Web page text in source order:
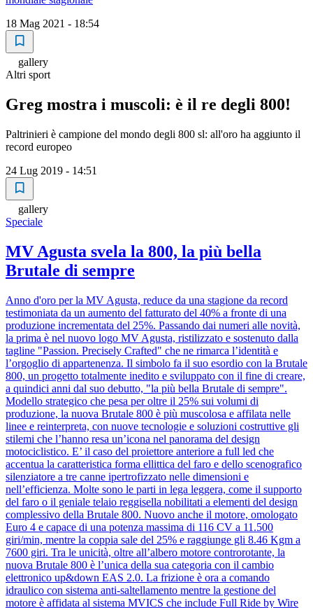
18 Mag 2021 - 18:54
gallery
Altri sport
Greg mostra i muscoli: è il re degli 800!
Paltrinieri è campione del mondo degli 800 sl: all'oro ha aggiunto il
record europeo
24 Lug 2019 - 14:51
gallery
Speciale
MV Agusta svela la 800, la più bella
Brutale di sempre
Anno d'oro per la MV Agusta, reduce da una stagione da record
testimoniata da un aumento del fatturato del 40% a fronte di una
produzione incrementata del 25%. Passando dai numeri alle novità,
la prima è nel nuovo logo MV Agusta, ristilizzato e sostenuto dalla
tagline "Passion. Precisely Crafted" che ne rimarca l’identità e
l’orgoglio di appartenenza. Il simbolo fa il suo esordio con la Brutale
800, un progetto totalmente inedito e sviluppato con il fine di creare,
a quindici anni dal suo debutto, "la più bella Brutale di sempre".
Modello strategico che pesa per oltre il 25% sui volumi di
produzione, la nuova Brutale 800 è più muscolosa e affilata nelle
linee e reinterpreta, con nuove tecnologie e soluzioni costruttive gli
stilemi che l’hanno resa un’icona nel panorama del design
motociclistico. E’ il caso del proiettore anteriore a full led che
accentua la caratteristica forma ellittica del faro e dello scenografico
silenziatore a tre canne ipertrofizzato nelle dimensioni e
nell’efficienza. Molte sono le parti in lega leggera, come il supporto
del faro o il geniale telaio reggisella nobilitati a elementi del design
complessivo della Brutale 800. Nuovo anche il motore, omologato
Euro 4 e capace di una potenza massima di 116 CV a 11.500
giri/min, mentre la coppia sale del 25% e raggiunge gli 8.46 Kgm a
7600 giri. Tra le unicità, oltre all’albero motore controrotante, la
nuova Brutale 800 è l’unica della sua categoria con il cambio
elettronico up&down EAS 2.0. La frizione è ora a comando
idraulico con sistema anti-saltellamento mentre la gestione del
motore è affidata al sistema MVICS che include Full Ride by Wire